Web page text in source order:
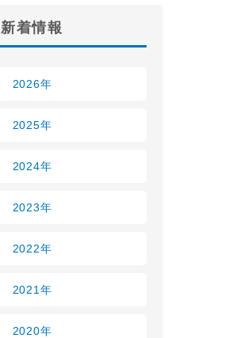
新着情報
2026年
2025年
2024年
2023年
2022年
2021年
2020年